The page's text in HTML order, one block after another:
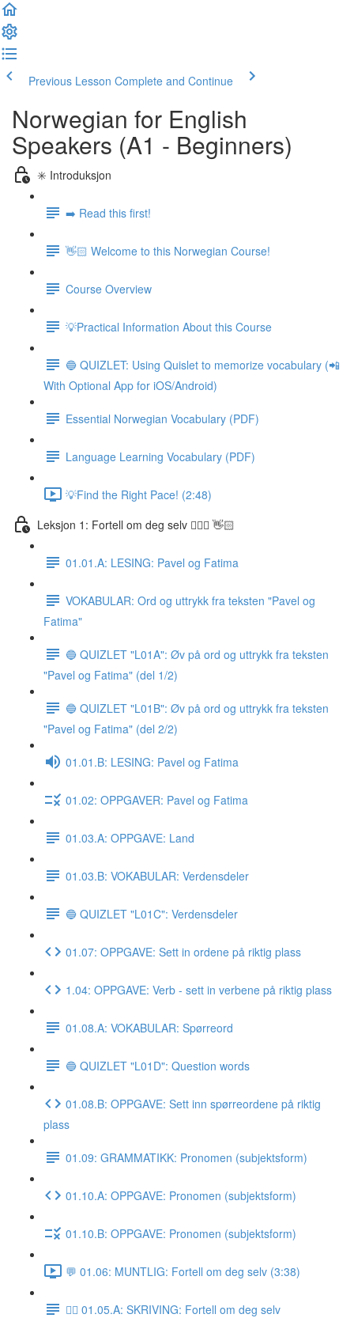
Previous Lesson Complete and Continue
Norwegian for English
Speakers (A1 - Beginners)
✳️ Introduksjon
➡️ Read this first!
👋🏻 Welcome to this Norwegian Course!
Course Overview
💡Practical Information About this Course
🔵 QUIZLET: Using Quislet to memorize vocabulary (📲
With Optional App for iOS/Android)
Essential Norwegian Vocabulary (PDF)
Language Learning Vocabulary (PDF)
💡Find the Right Pace! (2:48)
Leksjon 1: Fortell om deg selv 🙋🏽‍♀️ 👋🏻
01.01.A: LESING: Pavel og Fatima
VOKABULAR: Ord og uttrykk fra teksten "Pavel og
Fatima"
🔵 QUIZLET "L01A": Øv på ord og uttrykk fra teksten
"Pavel og Fatima" (del 1/2)
🔵 QUIZLET "L01B": Øv på ord og uttrykk fra teksten
"Pavel og Fatima" (del 2/2)
01.01.B: LESING: Pavel og Fatima
01.02: OPPGAVER: Pavel og Fatima
01.03.A: OPPGAVE: Land
01.03.B: VOKABULAR: Verdensdeler
🔵 QUIZLET "L01C": Verdensdeler
01.07: OPPGAVE: Sett in ordene på riktig plass
1.04: OPPGAVE: Verb - sett in verbene på riktig plass
01.08.A: VOKABULAR: Spørreord
🔵 QUIZLET "L01D": Question words
01.08.B: OPPGAVE: Sett inn spørreordene på riktig
plass
01.09: GRAMMATIKK: Pronomen (subjektsform)
01.10.A: OPPGAVE: Pronomen (subjektsform)
01.10.B: OPPGAVE: Pronomen (subjektsform)
💬 01.06: MUNTLIG: Fortell om deg selv (3:38)
✍🏼 01.05.A: SKRIVING: Fortell om deg selv